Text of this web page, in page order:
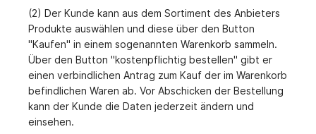
(2) Der Kunde kann aus dem Sortiment des Anbieters
Produkte auswählen und diese über den Button
"Kaufen" in einem sogenannten Warenkorb sammeln.
Über den Button "kostenpflichtig bestellen" gibt er
einen verbindlichen Antrag zum Kauf der im Warenkorb
befindlichen Waren ab. Vor Abschicken der Bestellung
kann der Kunde die Daten jederzeit ändern und
einsehen.